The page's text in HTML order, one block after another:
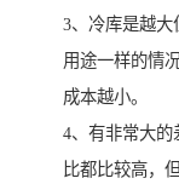
3、冷库是越大
用途一样的情
成本越小。
4、有非常大
比都比较高，